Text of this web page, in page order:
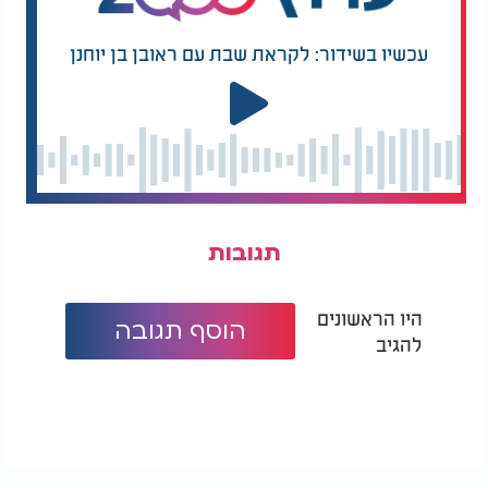
נראה, נבין, נתמודד. אחר כך נחשוב איך עושים.
אבל ההכרעה הבסיסית היא ברורה: "עלה נעלה - וירשנו
אותה!" נאח"כ נראה ונדבר איך 'עלה נעלה', אבל זה ודאי
כאשר כלב משתיק את העם, קמים המרגלים ומשיבים:
"לא נוכל לעלות... ונהי בעינינו כחגבים וכן היינו
בעיניהם".
המלצות נוספות
עכשיו בשידור: לקראת שבת עם ראובן בן יוחנן
תגובות
היו הראשונים
להגיב
הוסף תגובה